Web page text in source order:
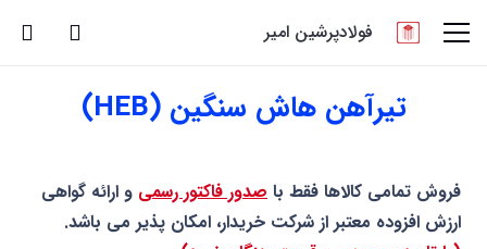
فولادپرشین امیر
تیرآهن هاش سنگین (HEB)
فروش تمامی کالاها فقط با صدور فاکتور رسمی و ارائه گواهی
ارزش افزوده معتبر از شرکت خریدار، امکان پذیر می باشد.